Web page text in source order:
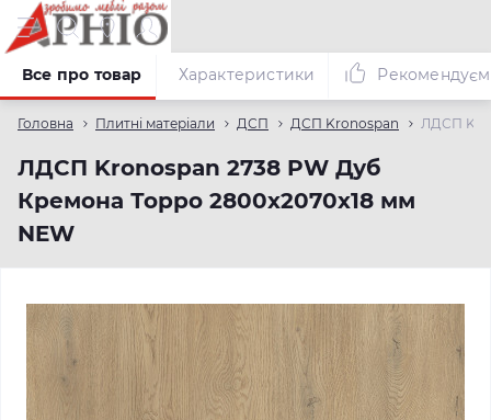
Головна Плитні матеріали ДСП ДСП Kronospan ЛДСП
ЛДСП Kronospan 2738 PW Дуб
Кремона Торро 2800х2070х18 мм
NEW
Все про товар Характеристики